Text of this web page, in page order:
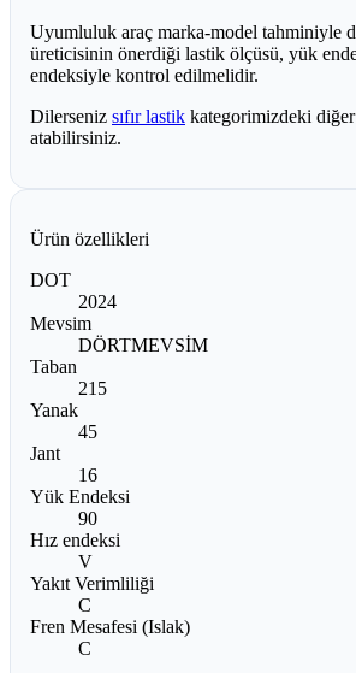
Uyumluluk araç marka-model tahminiyle
üreticisinin önerdiği lastik ölçüsü, yük
endeksiyle kontrol edilmelidir.
Dilerseniz sıfır lastik kategorimizdeki
atabilirsiniz.
Ürün özellikleri
DOT
2024
Mevsim
DÖRTMEVSİM
Taban
215
Yanak
45
Jant
16
Yük Endeksi
90
Hız endeksi
V
Yakıt Verimliliği
C
Fren Mesafesi (Islak)
C